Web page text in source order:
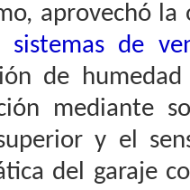
aprovechó
sistemas de
de
mediante
y el
del garaje